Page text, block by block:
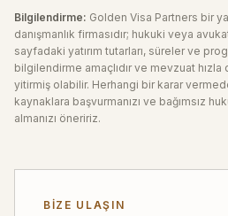
Bilgilendirme: Golden Visa Partners bir
danışmanlık firmasıdır; hukuki veya
sayfadaki yatırım tutarları, süreler ve
bilgilendirme amaçlıdır ve mevzuat
yitirmiş olabilir. Herhangi bir karar
kaynaklara başvurmanızı ve bağımsız
almanızı öneririz.
BIZE ULAŞIN